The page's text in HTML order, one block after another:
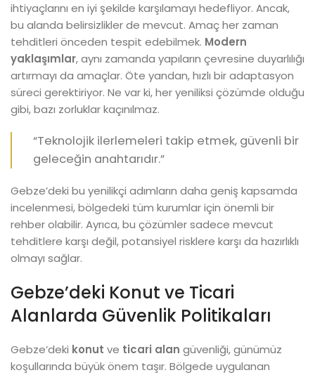
ihtiyaçlarını en iyi şekilde karşılamayı hedefliyor. Ancak,
bu alanda belirsizlikler de mevcut. Amaç her zaman
tehditleri önceden tespit edebilmek. Modern
yaklaşımlar, aynı zamanda yapıların çevresine duyarlılığı
artırmayı da amaçlar. Öte yandan, hızlı bir adaptasyon
süreci gerektiriyor. Ne var ki, her yeniliksi çözümde olduğu
gibi, bazı zorluklar kaçınılmaz.
“Teknolojik ilerlemeleri takip etmek, güvenli bir
geleceğin anahtarıdır.”
Gebze’deki bu yenilikçi adımların daha geniş kapsamda
incelenmesi, bölgedeki tüm kurumlar için önemli bir
rehber olabilir. Ayrıca, bu çözümler sadece mevcut
tehditlere karşı değil, potansiyel risklere karşı da hazırlıklı
olmayı sağlar.
Gebze’deki Konut ve Ticari
Alanlarda Güvenlik Politikaları
Gebze’deki konut ve ticari alan güvenliği, günümüz
koşullarında büyük önem taşır. Bölgede uygulanan